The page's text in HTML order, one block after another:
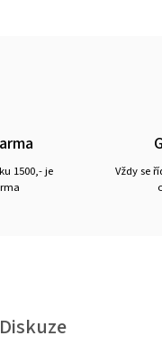
1500,- je
Vždy se
Diskuze